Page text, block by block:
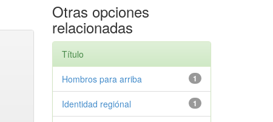
Otras opciones
relacionadas
Título
1
Hombros para arriba
1
Identidad regiónal